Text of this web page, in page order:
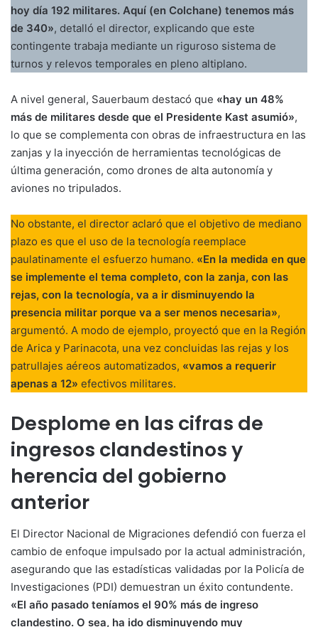
hoy día 192 militares. Aquí (en Colchane) tenemos más
de 340», detalló el director, explicando que este
contingente trabaja mediante un riguroso sistema de
turnos y relevos temporales en pleno altiplano.
A nivel general, Sauerbaum destacó que «hay un 48%
más de militares desde que el Presidente Kast asumió»,
lo que se complementa con obras de infraestructura en las
zanjas y la inyección de herramientas tecnológicas de
última generación, como drones de alta autonomía y
aviones no tripulados.
No obstante, el director aclaró que el objetivo de mediano
plazo es que el uso de la tecnología reemplace
paulatinamente el esfuerzo humano. «En la medida en que
se implemente el tema completo, con la zanja, con las
rejas, con la tecnología, va a ir disminuyendo la
presencia militar porque va a ser menos necesaria»,
argumentó. A modo de ejemplo, proyectó que en la Región
de Arica y Parinacota, una vez concluidas las rejas y los
patrullajes aéreos automatizados, «vamos a requerir
apenas a 12» efectivos militares.
Desplome en las cifras de
ingresos clandestinos y
herencia del gobierno
anterior
El Director Nacional de Migraciones defendió con fuerza el
cambio de enfoque impulsado por la actual administración,
asegurando que las estadísticas validadas por la Policía de
Investigaciones (PDI) demuestran un éxito contundente.
«El año pasado teníamos el 90% más de ingreso
clandestino. O sea, ha ido disminuyendo muy